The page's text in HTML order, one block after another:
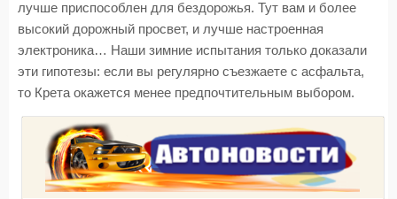
лучше приспособлен для бездорожья. Тут вам и более
высокий дорожный просвет, и лучше настроенная
электроника… Наши зимние испытания только доказали
эти гипотезы: если вы регулярно съезжаете с асфальта,
то Крета окажется менее предпочтительным выбором.